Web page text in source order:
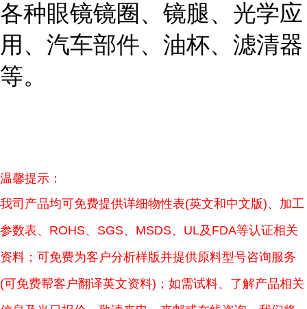
各种眼镜镜圈、镜腿、光学应
用、汽车部件、油杯、滤清器
等。
温馨提示：
我司产品均可免费提供详细物性表(英文和中文版)、加工
参数表、ROHS、SGS、MSDS、UL及FDA等认证相关
资料；可免费为客户分析样版并提供原料型号咨询服务
(可免费帮客户翻译英文资料)；如需试料、了解产品相关